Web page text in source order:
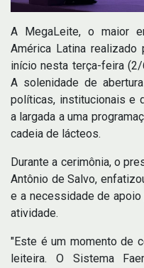
A MegaLeite, o maior
América Latina realizado
início nesta terça-feira
A solenidade de
políticas, institucionais e
a largada a uma
cadeia de lácteos.
Durante a cerimônia, o
Antônio de Salvo,
e a necessidade de
atividade.
"Este é um momento de
leiteira. O Sistema